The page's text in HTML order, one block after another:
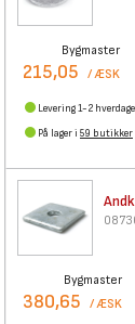
Bygmaster
215,05 / ÆSK
Levering 1-2 hverdage
På lager i 59 butikker
Bygmaster
380,65 / ÆSK